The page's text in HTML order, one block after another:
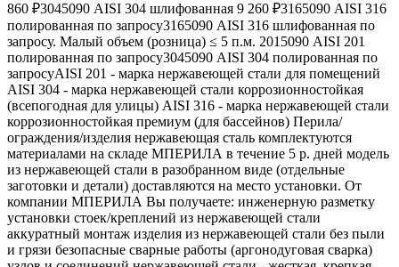
860 ₽3045090 AISI 304 шлифованная 9 260 ₽3165090 AISI 316
полированная по запросу3165090 AISI 316 шлифованная по
запросу. Малый объем (розница) ≤ 5 п.м. 2015090 AISI 201
полированная по запросу3045090 AISI 304 полированная по
запросуAISI 201 - марка нержавеющей стали для помещений
AISI 304 - марка нержавеющей стали коррозионностойкая
(всепогодная для улицы) AISI 316 - марка нержавеющей стали
коррозионностойкая премиум (для бассейнов) Перила/
ограждения/изделия нержавеющая сталь комплектуются
материалами на складе МПЕРИЛА в течение 5 р. дней модель
из нержавеющей стали в разобранном виде (отдельные
заготовки и детали) доставляются на место установки. От
компании МПЕРИЛА Вы получаете: инженерную разметку
установки стоек/креплений из нержавеющей стали
аккуратный монтаж изделия из нержавеющей стали без пыли
и грязи безопасные сварные работы (аргонодуговая сварка)